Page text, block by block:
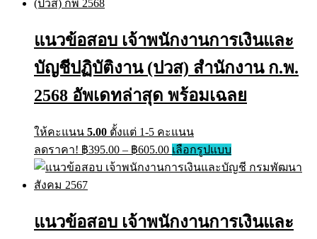
options
be
chosen
on
the
แนวข้อสอบ เจ้าพนักงานการเงินและ
บัญชีปฏิบัติงาน (ปวส) สำนักงาน ก.พ.
2568 อัพเดทล่าสุด พร้อมเฉลย
ให้คะแนน 5.00 ตั้งแต่ 1-5 คะแนน
ลดราคา! ฿395.00 – ฿605.00Price
range:
฿395.00
เลือกรูปแบบThis
product
has
options
แนวข้อสอบ เจ้าพนักงานการเงินและ